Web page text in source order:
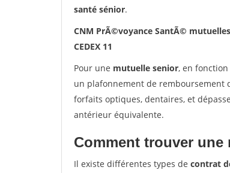
santé sénior.
CNM PrÃ©voyance SantÃ© mutuelles
CEDEX 11
Pour une mutuelle senior, en
un plafonnement de remboursement
forfaits optiques, dentaires, et
antérieur équivalente.
Comment trouver
Il existe différentes types de contrat